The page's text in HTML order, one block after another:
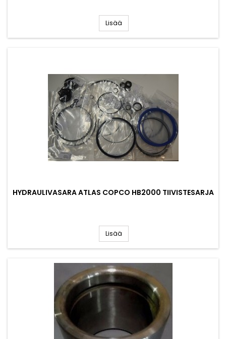
Lisää
HYDRAULIVASARA ATLAS COPCO HB2000 TIIVISTESARJA
Lisää